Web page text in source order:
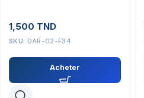
1,500 TND
SKU: DAR-02-F34
Acheter